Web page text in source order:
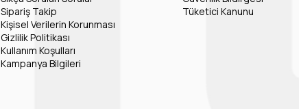
Sipariş Takip
Kişisel Verilerin Korunması
Gizlilik Politikası
Kullanım Koşulları
Kampanya Bilgileri
Tüketici Kanunu